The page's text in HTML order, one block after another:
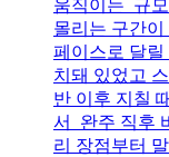
움직이는 규
몰리는 구간
페이스로 달릴
치돼 있었고
반 이후 지칠
서 완주 직후
리 장점부터